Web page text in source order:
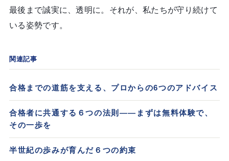
最後まで誠実に、透明に。それが、私たちが守り続けて
いる姿勢です。
関連記事
合格までの道筋を支える、プロからの6つのアドバイス
合格者に共通する６つの法則――まずは無料体験で、
その一歩を
半世紀の歩みが育んだ６つの約束